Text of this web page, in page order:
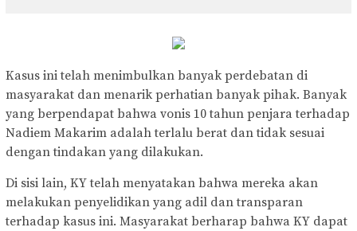
Kasus ini telah menimbulkan banyak perdebatan di
masyarakat dan menarik perhatian banyak pihak. Banyak
yang berpendapat bahwa vonis 10 tahun penjara terhadap
Nadiem Makarim adalah terlalu berat dan tidak sesuai
dengan tindakan yang dilakukan.
Di sisi lain, KY telah menyatakan bahwa mereka akan
melakukan penyelidikan yang adil dan transparan
terhadap kasus ini. Masyarakat berharap bahwa KY dapat